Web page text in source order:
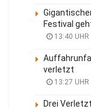
Festival
13:40 UHR
verletzt
13:27 UHR
Drei